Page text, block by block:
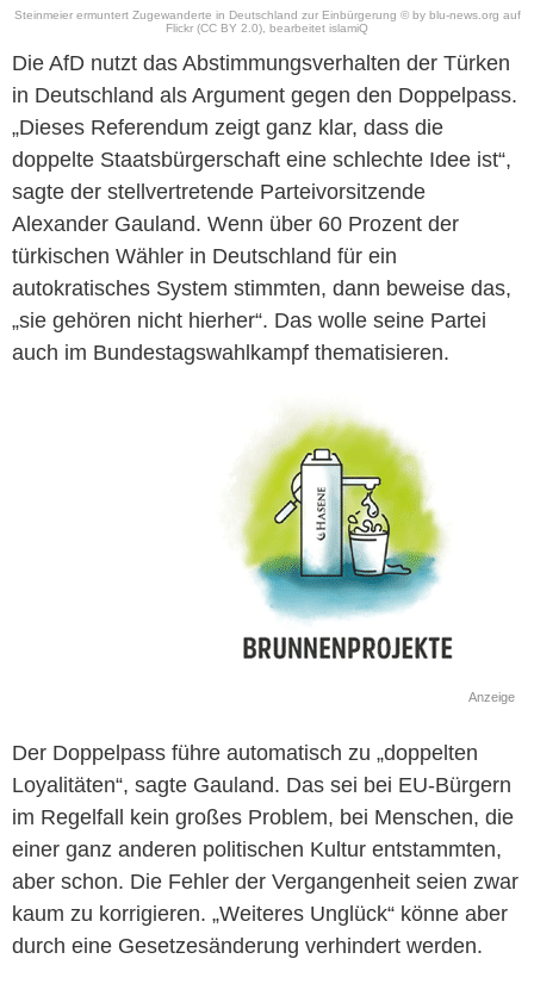
Steinmeier ermuntert Zugewanderte in Deutschland zur Einbürgerung © by blu-news.org auf
Flickr (CC BY 2.0), bearbeitet islamiQ
Die AfD nutzt das Abstimmungsverhalten der Türken
in Deutschland als Argument gegen den Doppelpass.
„Dieses Referendum zeigt ganz klar, dass die
doppelte Staatsbürgerschaft eine schlechte Idee ist“,
sagte der stellvertretende Parteivorsitzende
Alexander Gauland. Wenn über 60 Prozent der
türkischen Wähler in Deutschland für ein
autokratisches System stimmten, dann beweise das,
„sie gehören nicht hierher“. Das wolle seine Partei
auch im Bundestagswahlkampf thematisieren.
Anzeige
Der Doppelpass führe automatisch zu „doppelten
Loyalitäten“, sagte Gauland. Das sei bei EU-Bürgern
im Regelfall kein großes Problem, bei Menschen, die
einer ganz anderen politischen Kultur entstammten,
aber schon. Die Fehler der Vergangenheit seien zwar
kaum zu korrigieren. „Weiteres Unglück“ könne aber
durch eine Gesetzesänderung verhindert werden.